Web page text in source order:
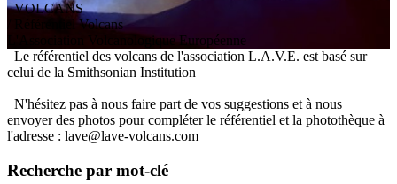
VOLCANS
/ Référentiel Volcans
ssociation V olcanologiqueEuropéenne
Le référentiel des volcans de l'association L.A.V.E. est basé sur
celui de la Smithsonian Institution
N'hésitez pas à nous faire part de vos suggestions et à nous
envoyer des photos pour compléter le référentiel et la photothèque à
l'adresse : lave@lave-volcans.com
Recherche par mot-clé